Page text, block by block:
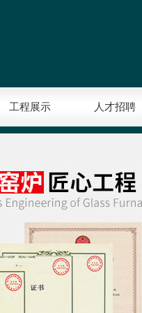
工程展示 人才招聘